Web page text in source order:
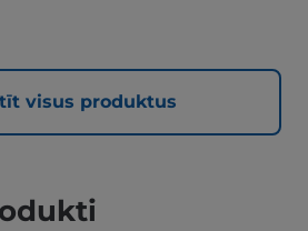
visus produktus